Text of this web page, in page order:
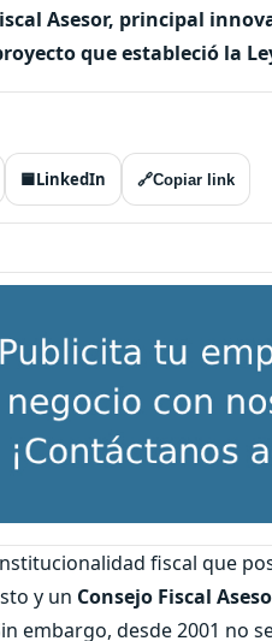
Asesor, principal
que estableció la
🟦LinkedIn 🔗Copiar link
fiscal que
y un Consejo Fiscal
embargo, desde 2001 no